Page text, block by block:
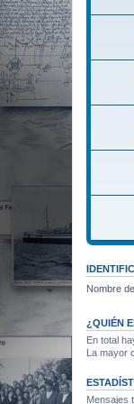
Nombre
¿QUIÉN
En total
La mayor
Mensajes